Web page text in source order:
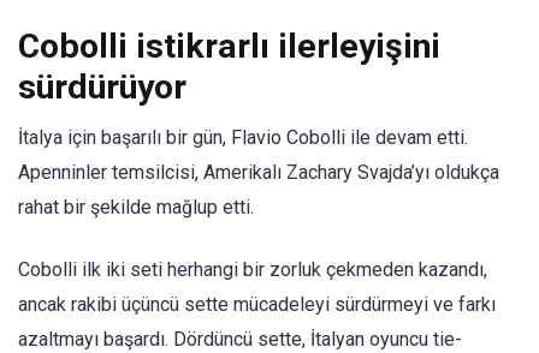
Cobolli istikrarlı ilerleyişini
sürdürüyor
İtalya için başarılı bir gün, Flavio Cobolli ile devam etti.
Apenninler temsilcisi, Amerikalı Zachary Svajda’yı oldukça
rahat bir şekilde mağlup etti.
Cobolli ilk iki seti herhangi bir zorluk çekmeden kazandı,
ancak rakibi üçüncü sette mücadeleyi sürdürmeyi ve farkı
azaltmayı başardı. Dördüncü sette, İtalyan oyuncu tie-